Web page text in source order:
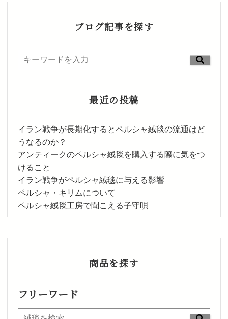
ブログ記事を探す
最近の投稿
イラン戦争が長期化するとペルシャ絨毯の流通はど
うなるのか？
アンティークのペルシャ絨毯を購入する際に気をつ
けること
イラン戦争がペルシャ絨毯に与える影響
ペルシャ・キリムについて
ペルシャ絨毯工房で聞こえる子守唄
商品を探す
フリーワード